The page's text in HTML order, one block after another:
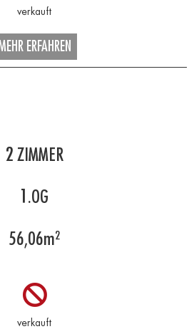
ERFAHREN
2 ZIMMER
1.OG
56,06m²